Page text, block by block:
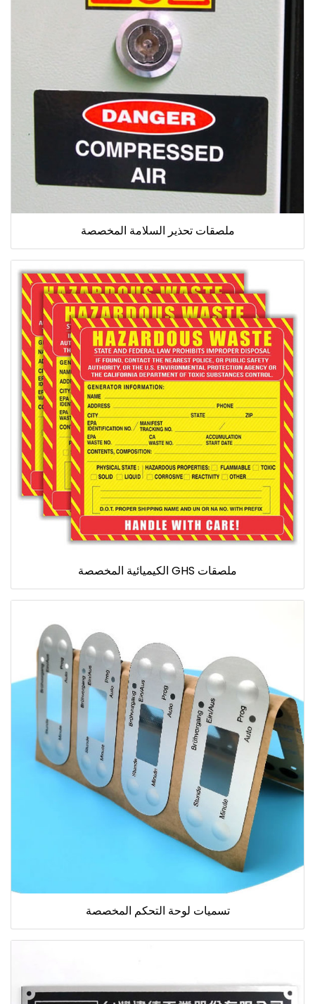
ملصقات تحذير السلامة المخصصة
ملصقات GHS الكيميائية المخصصة
تسميات لوحة التحكم المخصصة